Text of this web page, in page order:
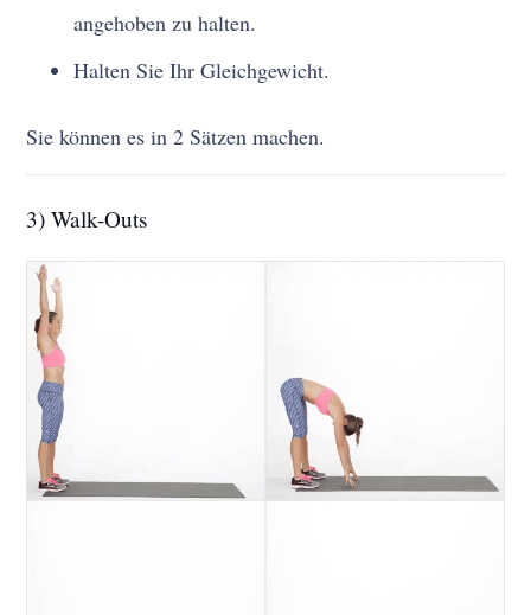
angehoben zu halten.
Halten Sie Ihr Gleichgewicht.
Sie können es in 2 Sätzen machen.
3) Walk-Outs